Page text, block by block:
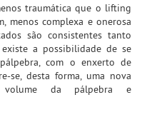
traumática que o lifting
menos complexa e onerosa
são consistentes tanto
a possibilidade de se
com o enxerto de
se, desta forma, uma nova
volume da pálpebra e